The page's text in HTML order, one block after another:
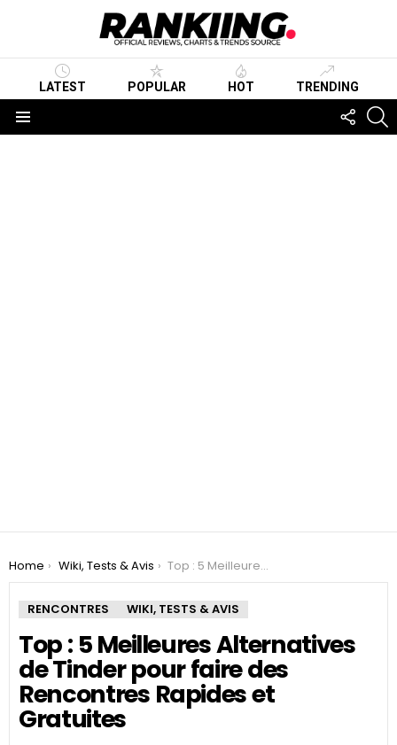
LATEST POPULAR HOT TRENDING
US
You are here:
Home Wiki, Tests & Avis Top : 5 Meilleures Alternatives de Tinder pour faire des Rencontres Rapides et Gratuites
RENCONTRES WIKI, TESTS & AVIS
Top : 5 Meilleures Alternatives
de Tinder pour faire des
Rencontres Rapides et
Gratuites